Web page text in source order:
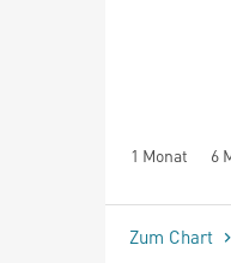
1 Monat 6
seit Beginn
Zum Chart